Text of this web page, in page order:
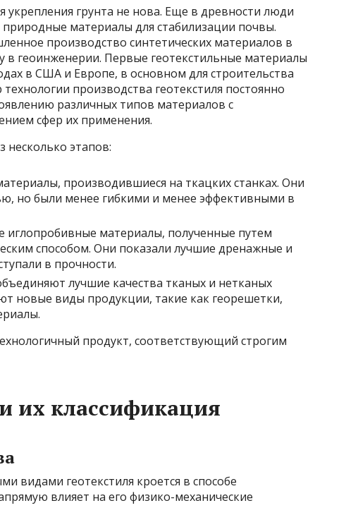
укрепления грунта не нова. Еще в древности люди
природные материалы для стабилизации почвы.
производство синтетических материалов в
в геоинженерии. Первые геотекстильные материалы
в США и Европе, в основном для строительства
производства геотекстиля постоянно
различных типов материалов с
сфер их применения.
несколько этапов:
производившиеся на ткацких станках. Они
но были менее гибкими и менее эффективными в
иглопробивные материалы, полученные путем
способом. Они показали лучшие дренажные и
в прочности.
лучшие качества тканых и нетканых
новые виды продукции, такие как георешетки,
продукт, соответствующий строгим
их классификация
видами геотекстиля кроется в способе
влияет на его физико-механические